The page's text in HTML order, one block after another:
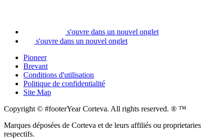
s'ouvre dans un nouvel onglet
s'ouvre dans un nouvel onglet
Pioneer
Brevant
Conditions d'utilisation
Politique de confidentialité
Site Map
Copyright © #footerYear Corteva. All rights reserved. ® ™
Marques déposées de Corteva et de leurs affiliés ou proprietaries
respectifs.